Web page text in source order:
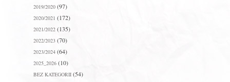
2019/2020(97)
2020/2021 (172)
2021/2022(135)
2022/2023(70)
2023/2024(64)
2025_2026(10)
BEZ KATEGORII(54)